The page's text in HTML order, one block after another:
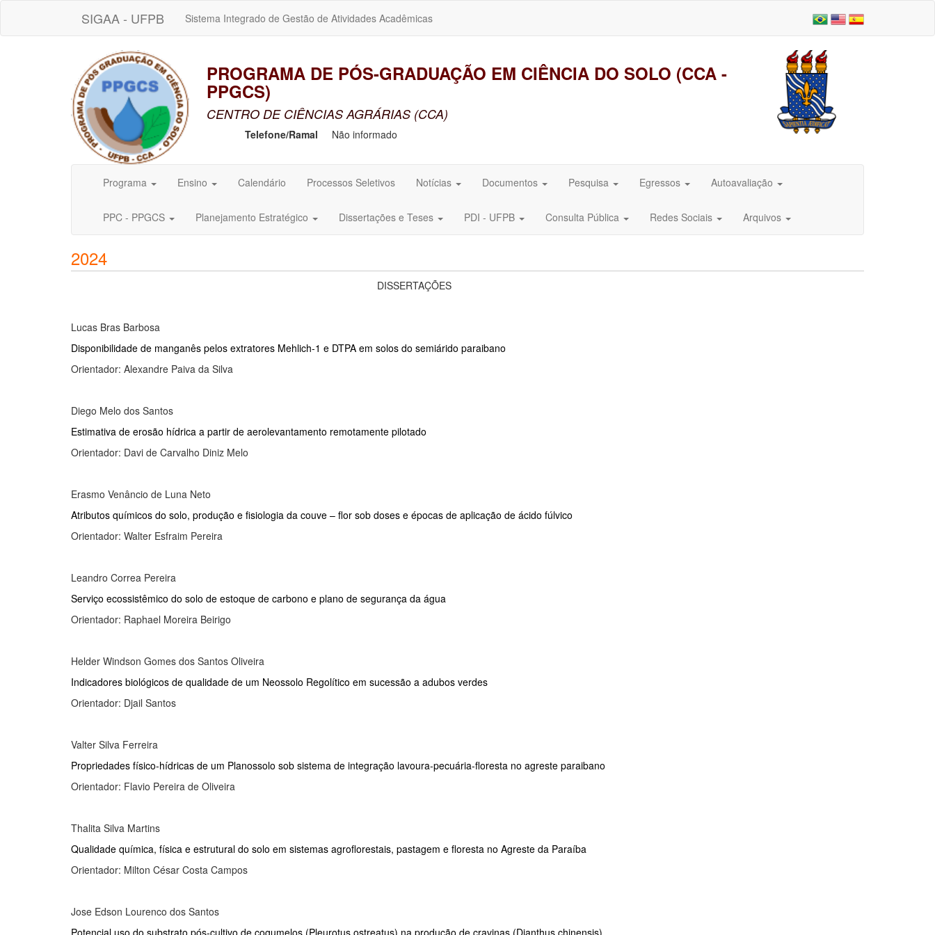
SIGAA - UFPB Sistema Integrado de Gestão de Atividades Acadêmicas
PROGRAMA DE PÓS-GRADUAÇÃO EM CIÊNCIA DO SOLO (CCA -
PPGCS)
CENTRO DE CIÊNCIAS AGRÁRIAS (CCA)
Telefone/Ramal Não informado
Programa Ensino Calendário Processos Seletivos Notícias Documentos Pesquisa Egressos Autoavaliação
PPC - PPGCS Planejamento Estratégico Dissertações e Teses PDI - UFPB Consulta Pública Redes Sociais Arquivos
2024
DISSERTAÇÕES
Lucas Bras Barbosa
Disponibilidade de manganês pelos extratores Mehlich-1 e DTPA em solos do semiárido paraibano
Orientador: Alexandre Paiva da Silva
Diego Melo dos Santos
Estimativa de erosão hídrica a partir de aerolevantamento remotamente pilotado
Orientador: Davi de Carvalho Diniz Melo
Erasmo Venâncio de Luna Neto
Atributos químicos do solo, produção e fisiologia da couve – flor sob doses e épocas de aplicação de ácido fúlvico
Orientador: Walter Esfraim Pereira
Leandro Correa Pereira
Serviço ecossistêmico do solo de estoque de carbono e plano de segurança da água
Orientador: Raphael Moreira Beirigo
Helder Windson Gomes dos Santos Oliveira
Indicadores biológicos de qualidade de um Neossolo Regolítico em sucessão a adubos verdes
Orientador: Djail Santos
Valter Silva Ferreira
Propriedades físico-hídricas de um Planossolo sob sistema de integração lavoura-pecuária-floresta no agreste paraibano
Orientador: Flavio Pereira de Oliveira
Thalita Silva Martins
Qualidade química, física e estrutural do solo em sistemas agroflorestais, pastagem e floresta no Agreste da Paraíba
Orientador: Milton César Costa Campos
Jose Edson Lourenco dos Santos